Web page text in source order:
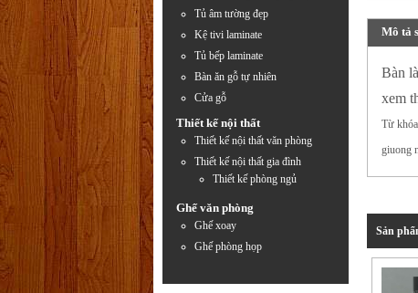
Tủ âm tường đẹp
Kệ tivi laminate
Tủ bếp laminate
Bàn ăn gỗ tự nhiên
Cửa gỗ
Thiết kế nội thất
Thiết kế nội thất văn phòng
Thiết kế nội thất gia đình
Thiết kế phòng ngủ
Ghế văn phòng
Ghế xoay
Ghế phòng họp
Mô tả
Bàn
xem
Từ
giuong
Sản